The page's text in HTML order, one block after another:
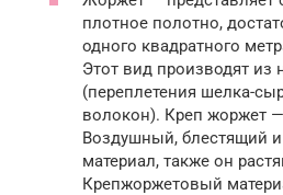
плотное полотно,
одного квадратного
Этот вид производят из
(переплетения шелка-
волокон). Креп жоржет —
Воздушный, блестящий
материал, также он
Крепжоржетовый